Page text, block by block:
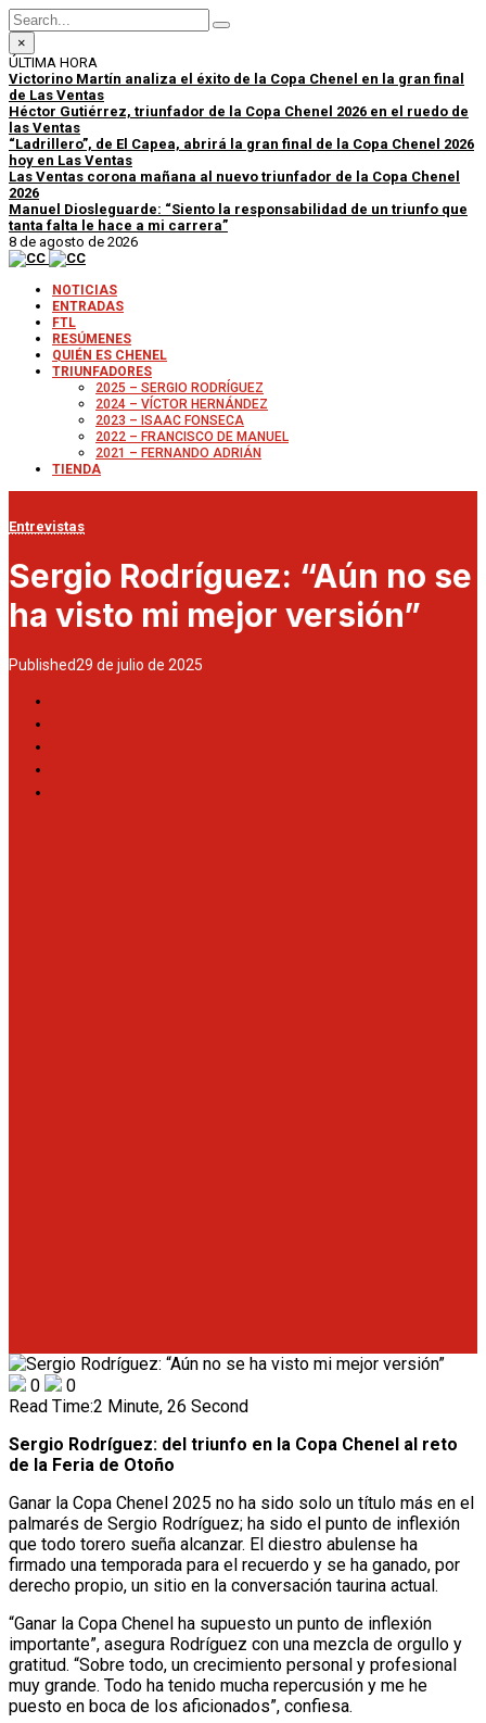
×
ÚLTIMA HORA
Victorino Martín analiza el éxito de la Copa Chenel en la gran final
de Las Ventas
Héctor Gutiérrez, triunfador de la Copa Chenel 2026 en el ruedo de
las Ventas
“Ladrillero”, de El Capea, abrirá la gran final de la Copa Chenel 2026
hoy en Las Ventas
Las Ventas corona mañana al nuevo triunfador de la Copa Chenel
2026
Manuel Diosleguarde: “Siento la responsabilidad de un triunfo que
tanta falta le hace a mi carrera”
8 de agosto de 2026
NOTICIAS
ENTRADAS
FTL
RESÚMENES
QUIÉN ES CHENEL
TRIUNFADORES
2025 – SERGIO RODRÍGUEZ
2024 – VÍCTOR HERNÁNDEZ
2023 – ISAAC FONSECA
2022 – FRANCISCO DE MANUEL
2021 – FERNANDO ADRIÁN
TIENDA
Entrevistas
Sergio Rodríguez: “Aún no se
ha visto mi mejor versión”
Published29 de julio de 2025
0
0
Read Time:2 Minute, 26 Second
Sergio Rodríguez: del triunfo en la Copa Chenel al reto
de la Feria de Otoño
Ganar la Copa Chenel 2025 no ha sido solo un título más en el
palmarés de Sergio Rodríguez; ha sido el punto de inflexión
que todo torero sueña alcanzar. El diestro abulense ha
firmado una temporada para el recuerdo y se ha ganado, por
derecho propio, un sitio en la conversación taurina actual.
“Ganar la Copa Chenel ha supuesto un punto de inflexión
importante”, asegura Rodríguez con una mezcla de orgullo y
gratitud. “Sobre todo, un crecimiento personal y profesional
muy grande. Todo ha tenido mucha repercusión y me he
puesto en boca de los aficionados”, confiesa.